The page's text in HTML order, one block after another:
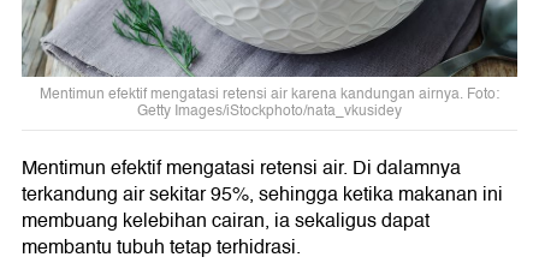
Mentimun efektif mengatasi retensi air karena kandungan airnya. Foto:
Getty Images/iStockphoto/nata_vkusidey
Mentimun efektif mengatasi retensi air. Di dalamnya
terkandung air sekitar 95%, sehingga ketika makanan ini
membuang kelebihan cairan, ia sekaligus dapat
membantu tubuh tetap terhidrasi.